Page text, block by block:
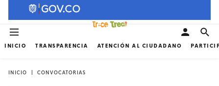
INICIO TRANSPARENCIA ATENCIÓN AL CIUDADANO
INICIO CONVOCATORIAS